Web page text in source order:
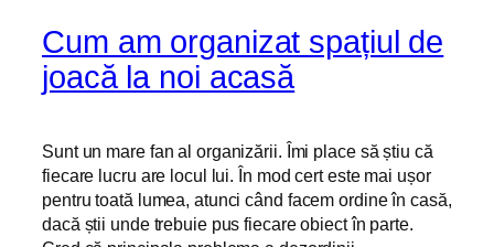
Cum am organizat spațiul de
joacă la noi acasă
Sunt un mare fan al organizării. Îmi place să știu că
fiecare lucru are locul lui. În mod cert este mai ușor
pentru toată lumea, atunci când facem ordine în casă,
dacă știi unde trebuie pus fiecare obiect în parte.